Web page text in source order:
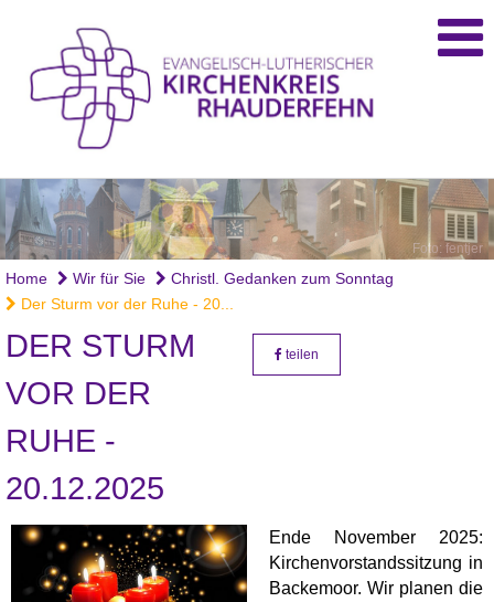
Foto: fentjer
Home Wir für Sie
Christl. Gedanken zum Sonntag
Der Sturm vor der Ruhe - 20...
DER STURM
VOR DER
RUHE -
20.12.2025
teilen
Ende November 2025:
Kirchenvorstandssitzung in
Backemoor. Wir planen die